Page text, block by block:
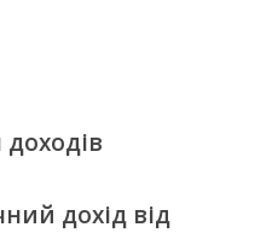
дохід від